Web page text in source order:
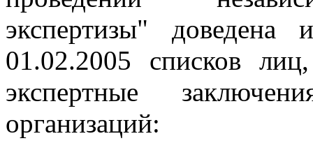
экспертизы"
01.02.2005 списков
экспертные
организаций: